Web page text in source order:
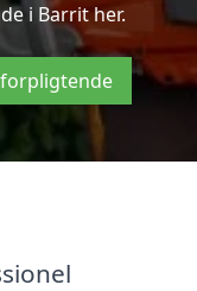
i Barrit her.